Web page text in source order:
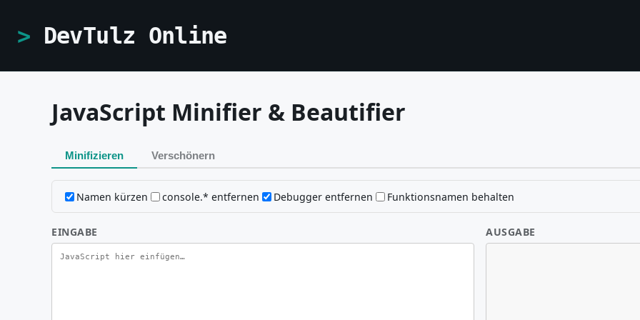
DevTulz Online
JavaScript Minifier & Beautifier
Minifizieren Verschönern
Namen kürzen console.* entfernen Debugger entfernen Funktionsnamen behalten
EINGABE AUSGABE